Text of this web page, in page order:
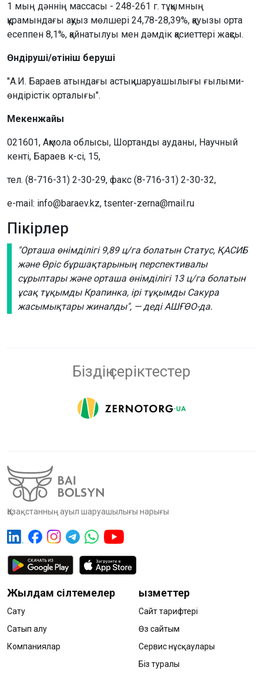
1 мың дәннің массасы - 248-261 г. тұқымның
құрамындағы ақуыз мөлшері 24,78-28,39%, қауызы орта
есеппен 8,1%, қайнатылуы мен дәмдік қасиеттері жақсы.
Өндіруші/өтініш беруші
"А.И. Бараев атындағы астық шаруашылығы ғылыми-
өндірістік орталығы".
Мекенжайы
021601, Ақмола облысы, Шортанды ауданы, Научный
кенті, Бараев к-сі, 15,
тел. (8-716-31) 2-30-29, факс (8-716-31) 2-30-32,
e-mail: info@baraev.kz, tsenter-zerna@mail.ru
Пікірлер
"Орташа өнімділігі 9,89 ц/га болатын Статус, ҚАСИБ
және Өріс бұршақтарының перспективалы
сұрыптары және орташа өнімділігі 13 ц/га болатын
ұсақ тұқымды Крапинка, ірі тұқымды Сакура
жасымықтары жиналды", — деді АШҒӨО-да.
Біздің серіктестер
Қазақстанның ауыл шаруашылығы нарығы
Жылдам сілтемелер
Сату
Сатып алу
Компаниялар
Қызметтер
Сайт тарифтері
Өз сайтым
Сервис нұсқаулары
Біз туралы